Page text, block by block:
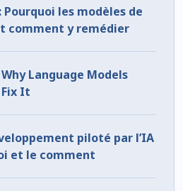
les modèles de
comment y remédier
Language Models
It
piloté par l’IA
et le comment